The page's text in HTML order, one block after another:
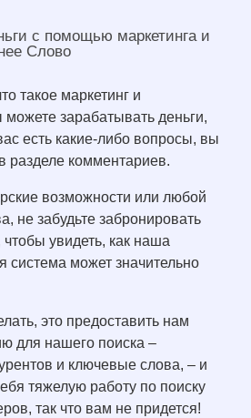
с помощью маркетинга и
Слово
такое маркетинг и
зарабатывать деньги,
есть какие-либо вопросы, вы
разделе комментариев.
возможности или любой
не забудьте забронировать
увидеть, как наша
система может значительно
это предоставить нам
для нашего поиска –
и ключевые слова, – и
тяжелую работу по поиску
так что вам не придется!